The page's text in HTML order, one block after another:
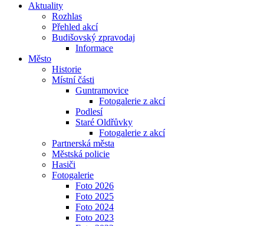
Aktuality
Rozhlas
Přehled akcí
Budišovský zpravodaj
Informace
Město
Historie
Místní části
Guntramovice
Fotogalerie z akcí
Podlesí
Staré Oldřůvky
Fotogalerie z akcí
Partnerská města
Městská policie
Hasiči
Fotogalerie
Foto 2026
Foto 2025
Foto 2024
Foto 2023